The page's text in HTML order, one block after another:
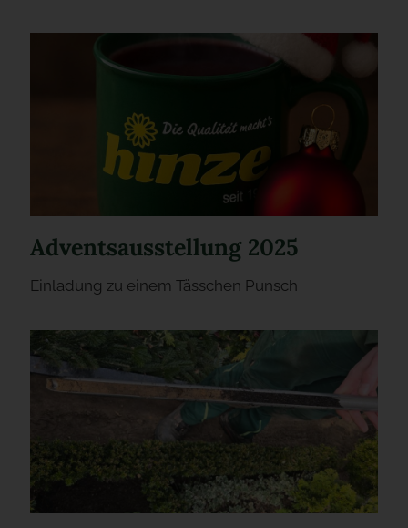
Adventsausstellung 2025
Einladung zu einem Tässchen Punsch